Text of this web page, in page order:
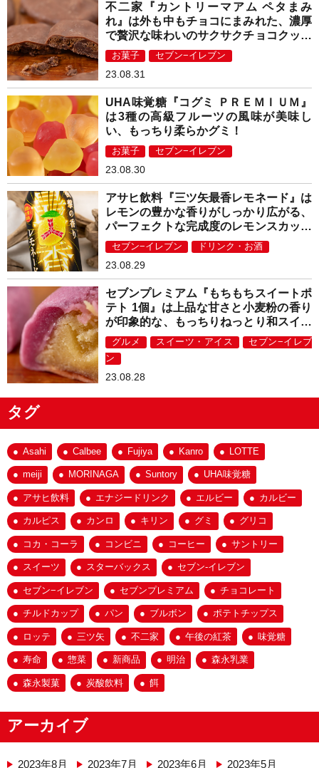
不二家『カントリーマアム ペタまみ
れ』は外も中もチョコにまみれた、濃厚
で贅沢な味わいのサクサクチョコクッキ
ー！
お菓子 セブン−イレブン
23.08.31
UHA味覚糖『コグミ ＰＲＥＭＩＵＭ』
は3種の高級フルーツの風味が美味し
い、もっちり柔らかグミ！
お菓子 セブン−イレブン
23.08.30
アサヒ飲料『三ツ矢最香レモネード』は
レモンの豊かな香りがしっかり広がる、
パーフェクトな完成度のレモンスカッシ
ュ！
セブン−イレブン ドリンク・お酒
23.08.29
セブンプレミアム『もちもちスイートポ
テト 1個』は上品な甘さと小麦粉の香り
が印象的な、もっちりねっとり和スイー
ツ！
グルメ スイーツ・アイス
セブン−イレブ
ン
23.08.28
タグ
Asahi Calbee Fujiya Kanro LOTTE
meiji MORINAGA Suntory UHA味覚糖
アサヒ飲料 エナジードリンク エルビー カルビー
カルピス カンロ キリン グミ グリコ
コカ・コーラ コンビニ コーヒー サントリー
スイーツ スターバックス セブン-イレブン
セブン−イレブン セブンプレミアム チョコレート
チルドカップ パン ブルボン ポテトチップス
ロッテ 三ツ矢 不二家 午後の紅茶 味覚糖
寿命 惣菜 新商品 明治 森永乳業
森永製菓 炭酸飲料 餌
アーカイブ
2023年8月 2023年7月 2023年6月
2023年5月